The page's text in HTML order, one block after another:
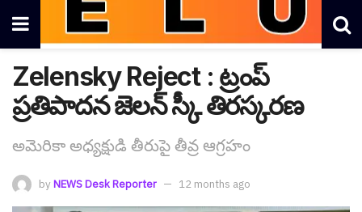
Zelensky Reject : ట్రంప్
ప్ర‌తిపాద‌న జెల‌న్ స్కీ తిర‌స్క‌ర‌ణ
అమెరికా అధ్య‌క్షుడి తీరుపై తీవ్ర ఆగ్ర‌హం
by NEWS Desk Reporter 12 months ago